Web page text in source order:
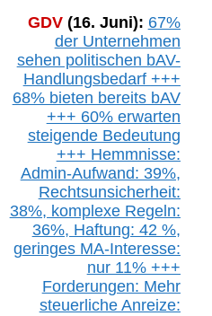
GDV (16. Juni): 67%
der Unternehmen
sehen politischen bAV-
Handlungsbedarf +++
68% bieten bereits bAV
+++ 60% erwarten
steigende Bedeutung
+++ Hemmnisse:
Admin-Aufwand: 39%,
Rechtsunsicherheit:
38%, komplexe Regeln:
36%, Haftung: 42 %,
geringes MA-Interesse:
nur 11% +++
Forderungen: Mehr
steuerliche Anreize: